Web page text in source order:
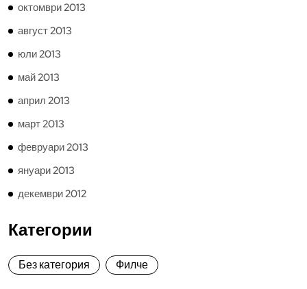
октомври 2013
август 2013
юли 2013
май 2013
април 2013
март 2013
февруари 2013
януари 2013
декември 2012
Категории
Без категория Филче